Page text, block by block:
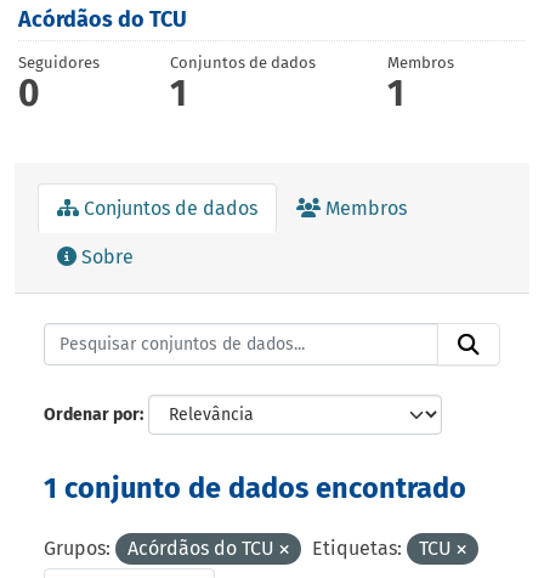
Acórdãos do TCU
Seguidores
0
Conjuntos de dados
1
Membros
1
Conjuntos de dados Membros
Sobre
Ordenar por
1 conjunto de dados encontrado
Grupos: Acórdãos do TCU Etiquetas: TCU